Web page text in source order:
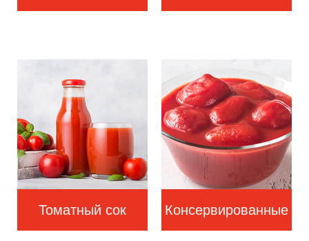
Томатный сок Консервированные